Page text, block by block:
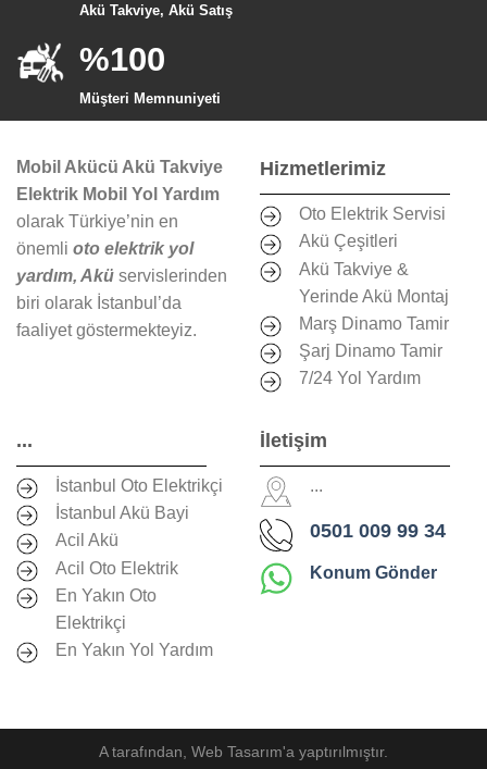
Akü Takviye, Akü Satış
%100
Müşteri Memnuniyeti
Mobil Akücü Akü Takviye
Elektrik Mobil Yol Yardım
olarak Türkiye’nin en
önemli oto elektrik yol
yardım, Akü servislerinden
biri olarak İstanbul’da
faaliyet göstermekteyiz.
Hizmetlerimiz
Oto Elektrik Servisi
Akü Çeşitleri
Akü Takviye &
Yerinde Akü Montaj
Marş Dinamo Tamir
Şarj Dinamo Tamir
7/24 Yol Yardım
...
İstanbul Oto Elektrikçi
İstanbul Akü Bayi
Acil Akü
Acil Oto Elektrik
En Yakın Oto
Elektrikçi
En Yakın Yol Yardım
İletişim
...
0501 009 99 34
Konum Gönder
Atarafından, Web Tasarım'a yaptırılmıştır.